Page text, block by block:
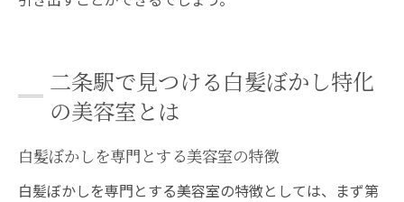
二条駅で見つける白髪ぼかし特化
の美容室とは
白髪ぼかしを専門とする美容室の特徴
白髪ぼかしを専門とする美容室の特徴としては、まず第